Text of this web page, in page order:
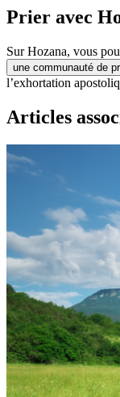
Prier avec
Sur Hozana, vous
une communauté de
l’exhortation
Articles